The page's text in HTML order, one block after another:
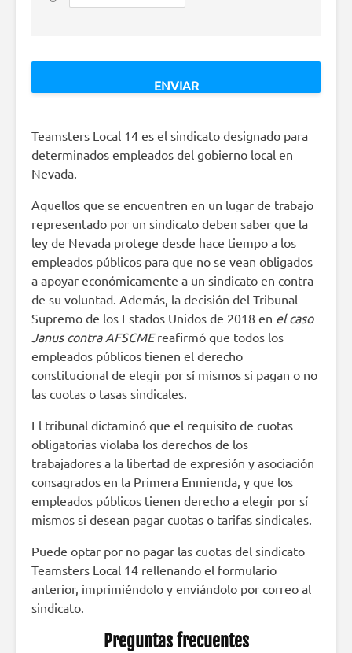
Teamsters Local 14 es el sindicato designado para
determinados empleados del gobierno local en
Nevada.
Aquellos que se encuentren en un lugar de trabajo
representado por un sindicato deben saber que la
ley de Nevada protege desde hace tiempo a los
empleados públicos para que no se vean obligados
a apoyar económicamente a un sindicato en contra
de su voluntad. Además, la decisión del Tribunal
Supremo de los Estados Unidos de 2018 en el caso
Janus contra AFSCMEreafirmó que todos los
empleados públicos tienen el derecho
constitucional de elegir por sí mismos si pagan o no
las cuotas o tasas sindicales.
El tribunal dictaminó que el requisito de cuotas
obligatorias violaba los derechos de los
trabajadores a la libertad de expresión y asociación
consagrados en la Primera Enmienda, y que los
empleados públicos tienen derecho a elegir por sí
mismos si desean pagar cuotas o tarifas sindicales.
Puede optar por no pagar las cuotas del sindicato
Teamsters Local 14 rellenando el formulario
anterior, imprimiéndolo y enviándolo por correo al
sindicato.
Preguntas frecuentes